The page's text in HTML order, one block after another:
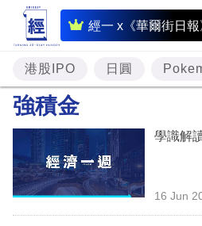
經一 x《華爾街日報
即
時
財
經
題
投
資
港股IPO 日圓
強積金
學識解
16 Jun